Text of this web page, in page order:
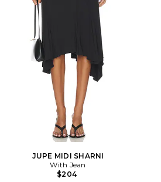
JUPE MIDI SHARNI
With Jean
$204